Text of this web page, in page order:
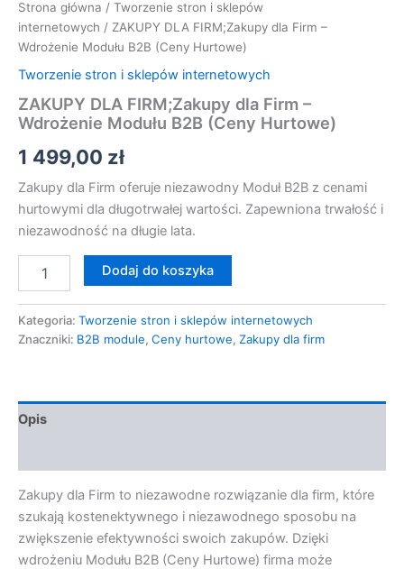
Strona główna / Tworzenie stron i sklepów
internetowych / ZAKUPY DLA FIRM;Zakupy dla Firm –
Wdrożenie Modułu B2B (Ceny Hurtowe)
Tworzenie stron i sklepów internetowych
ZAKUPY DLA FIRM;Zakupy dla Firm –
Wdrożenie Modułu B2B (Ceny Hurtowe)
1 499,00 zł
Zakupy dla Firm oferuje niezawodny Moduł B2B z cenami
hurtowymi dla długotrwałej wartości. Zapewniona trwałość i
niezawodność na długie lata.
Dodaj do koszyka
Kategoria: Tworzenie stron i sklepów internetowych
Znaczniki: B2B module, Ceny hurtowe, Zakupy dla firm
Opis
Zakupy dla Firm to niezawodne rozwiązanie dla firm, które
szukają kostenektywnego i niezawodnego sposobu na
zwiększenie efektywności swoich zakupów. Dzięki
wdrożeniu Modułu B2B (Ceny Hurtowe) firma może